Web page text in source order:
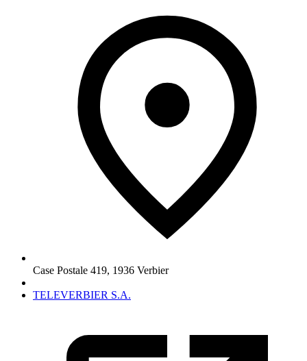
Case Postale 419, 1936 Verbier
TELEVERBIER S.A.